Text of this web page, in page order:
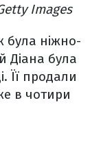
Images
була ніжно-
Діана була
Її продали
в чотири